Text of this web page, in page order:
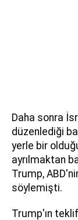
Daha sonra
düzenlediği
yerle bir
ayrılmaktan
Trump,
söylemişti.
Trump'ın